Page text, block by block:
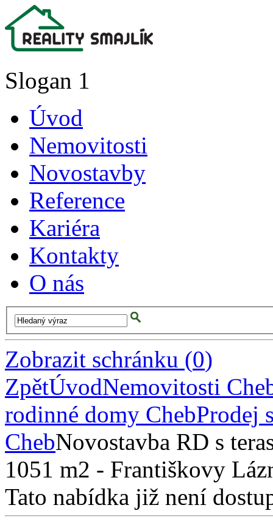
Slogan 1
Úvod
Nemovitosti
Novostavby
Reference
Kariéra
Kontakty
O nás
Zobrazit schránku (0)
ZpětÚvodNemovitosti
rodinné domy ChebProdej
ChebNovostavba RD s
1051 m2 - Františkovy
Tato nabídka již není